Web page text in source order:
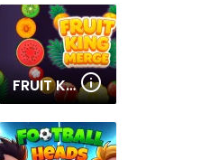
FRUIT KING MERGE